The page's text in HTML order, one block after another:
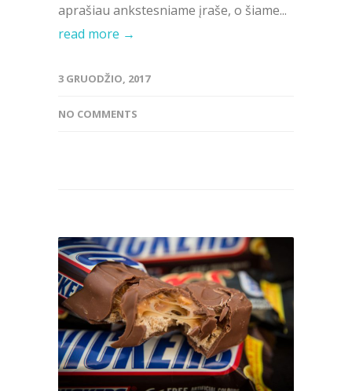
aprašiau ankstesniame įraše, o šiame...
read more →
3 GRUODŽIO, 2017
NO COMMENTS